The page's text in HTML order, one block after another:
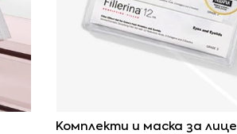
Комплекти и маска за